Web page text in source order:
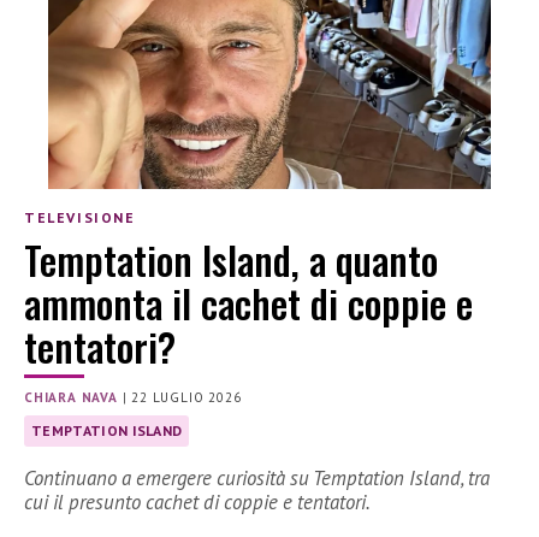
TELEVISIONE
Temptation Island, a quanto
ammonta il cachet di coppie e
tentatori?
CHIARA NAVA | 22 LUGLIO 2026
TEMPTATION ISLAND
Continuano a emergere curiosità su Temptation Island, tra
cui il presunto cachet di coppie e tentatori.